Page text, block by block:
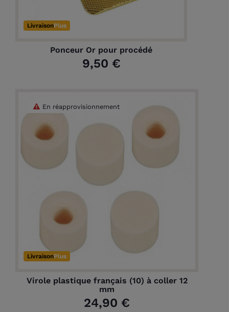
LivraisonPlus
Ponceur Or pour procédé
9,50 €
LivraisonPlus
Virole plastique français (10) à coller 12
mm
24,90 €
En réapprovisionnement